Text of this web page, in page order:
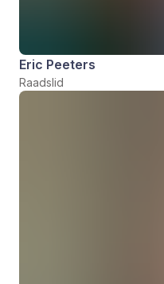
Eric Peeters
Raadslid